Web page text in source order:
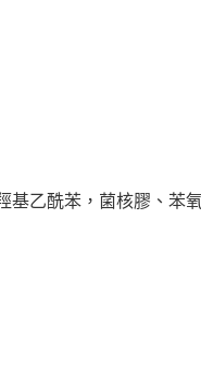
乙酰苯，菌核膠、苯